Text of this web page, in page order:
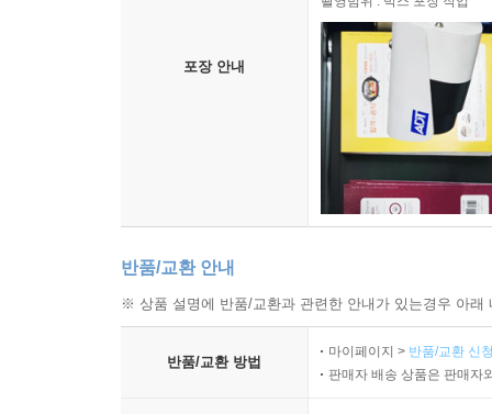
20.2 어떤 결정 제어 구조를 사용할까? 242
20.3 결정 제어 구조 간소화하기 243
20.4 논리 연산자 - 사용할 것인가, 안 할 것인가 그
20.5 두 개 이상의 단일 - 택일 결정 구조 합치기 253
20.6 두 개의 단일 - 택일 결정 구조를 하나의 다중
20.8 다중 - 택일 결정 구조를 중첩 결정 구조로,
20.9 결정 제어 구조에서 ‘내부에서 외부로’ 방식 사
20.10 복습문제: 참/거짓 264
20.12 프로그래밍 연습문제 268
21장 결정 제어 구조의 순서도 275
포장 안내
반품/교환 안내
※ 상품 설명에 반품/교환과 관련한 안내가 있는경우 아
반품/교환 방법
마이페이지 > 반품/교환 신
판매자 배송 상품은 판매자